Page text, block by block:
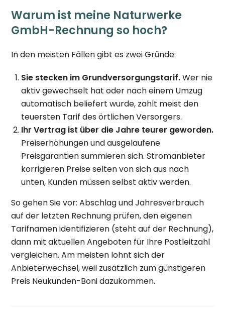
Warum ist meine Naturwerke
GmbH-Rechnung so hoch?
In den meisten Fällen gibt es zwei Gründe:
Sie stecken im Grundversorgungstarif.Wer nie
aktiv gewechselt hat oder nach einem Umzug
automatisch beliefert wurde, zahlt meist den
teuersten Tarif des örtlichen Versorgers.
Ihr Vertrag ist über die Jahre teurer geworden.
Preiserhöhungen und ausgelaufene
Preisgarantien summieren sich. Stromanbieter
korrigieren Preise selten von sich aus nach
unten, Kunden müssen selbst aktiv werden.
So gehen Sie vor: Abschlag und Jahresverbrauch
auf der letzten Rechnung prüfen, den eigenen
Tarifnamen identifizieren (steht auf der Rechnung),
dann mit aktuellen Angeboten für Ihre Postleitzahl
vergleichen. Am meisten lohnt sich der
Anbieterwechsel, weil zusätzlich zum günstigeren
Preis Neukunden-Boni dazukommen.